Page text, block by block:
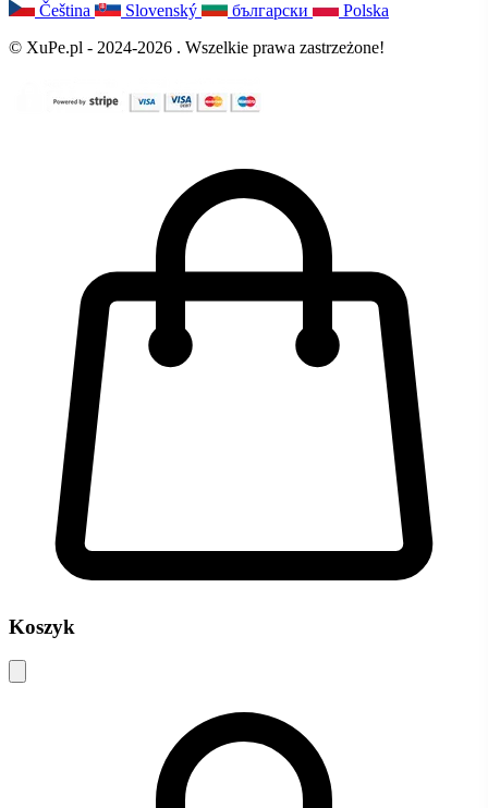
Čeština
Slovenský български
Polska
© XuPe.pl - 2024-2026 . Wszelkie prawa zastrzeżone!
Koszyk